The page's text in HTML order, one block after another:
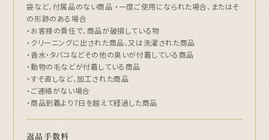
袋など、付属品のない商品 ・一度ご使用になられた場合、またはそ
の形跡のある場合
・お客様の責任で、商品が破損している物
・クリーニングに出された商品、又は洗濯された商品
・香水・タバコなどその他の臭いが付着している商品
・動物の毛などが付着している商品
・すそ直しなど、加工された商品
・ご連絡がない場合
・商品到着より7日を越えて経過した商品
返品手数料